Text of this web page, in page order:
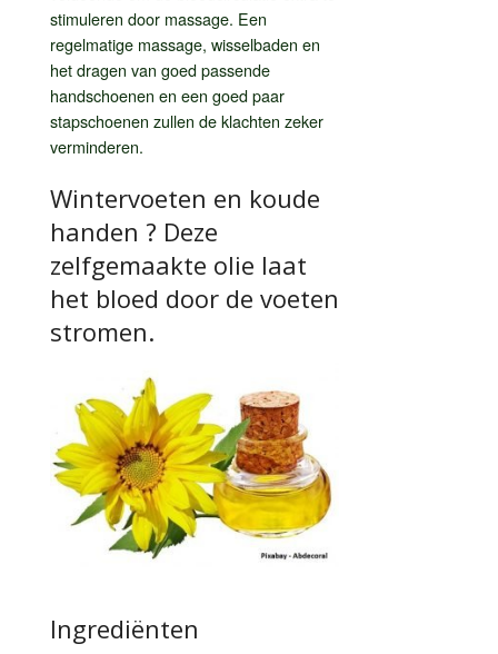
stimuleren door massage. Een
regelmatige massage, wisselbaden en
het dragen van goed passende
handschoenen en een goed paar
stapschoenen zullen de klachten zeker
verminderen.
Wintervoeten en koude
handen ? Deze
zelfgemaakte olie laat
het bloed door de voeten
stromen.
Ingrediënten